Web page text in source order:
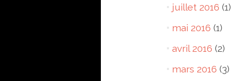
juillet 2016 (1)
mai 2016 (1)
avril 2016 (2)
mars 2016 (3)